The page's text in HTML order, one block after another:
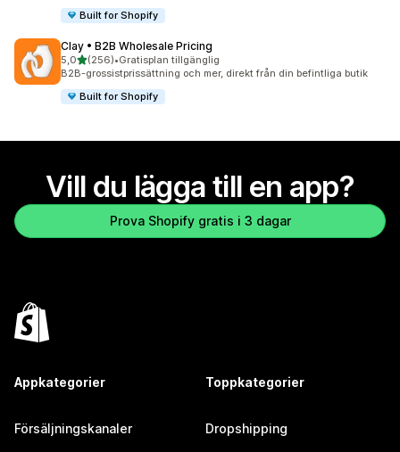
Built for Shopify
Clay • B2B Wholesale Pricing
5,0av 5 stjärnor
(256)
256 recensioner totalt
•Gratisplan tillgänglig
B2B-grossistprissättning och mer, direkt från din befintliga butik
Built for Shopify
Vill du lägga till en app?
Prova Shopify gratis i 3 dagar
Appkategorier
Försäljningskanaler
Toppkategorier
Dropshipping